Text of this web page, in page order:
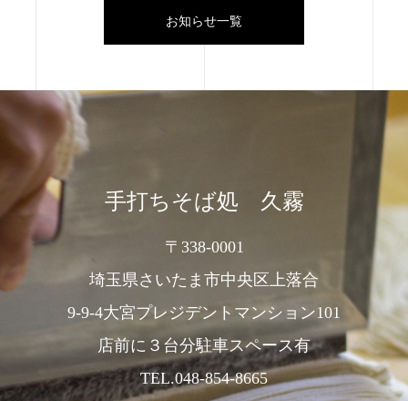
お知らせ一覧
手打ちそば処 久霧
〒338-0001
埼玉県さいたま市中央区上落合
9-9-4大宮プレジデントマンション101
店前に３台分駐車スペース有
TEL.048-854-8665